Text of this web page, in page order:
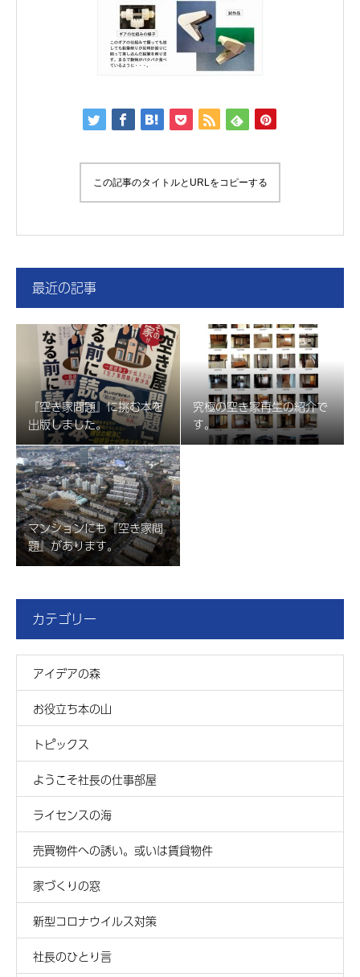
この記事のタイトルとURLをコピーする
最近の記事
『空き家問題』に挑む本を
出版しました。
究極の空き家再生の紹介で
す。
マンションにも『空き家問
題』があります。
カテゴリー
アイデアの森
お役立ち本の山
トピックス
ようこそ社長の仕事部屋
ライセンスの海
売買物件への誘い。或いは賃貸物件
家づくりの窓
新型コロナウイルス対策
社長のひとり言